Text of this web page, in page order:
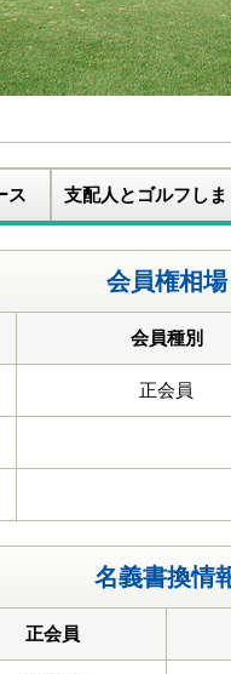
ス 支配人とゴルフしま
会員権相場
会員種別
正会員
名義書換情
正会員